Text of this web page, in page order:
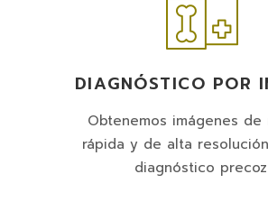
DIAGNÓSTICO POR
Obtenemos imágenes de
rápida y de alta
diagnóstico